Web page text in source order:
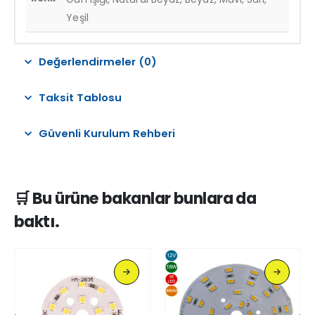
Yeşil
Değerlendirmeler (0)
Taksit Tablosu
Güvenli Kurulum Rehberi
🛒 Bu ürüne bakanlar bunlara da
baktı.